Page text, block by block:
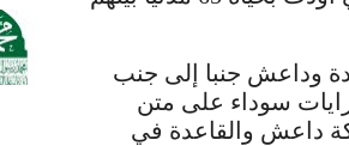
وداعش جنبا إلى جنب
سوداء على متن
داعش والقاعدة في